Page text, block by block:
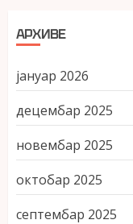
АРХИВЕ
јануар 2026
децембар 2025
новембар 2025
октобар 2025
септембар 2025